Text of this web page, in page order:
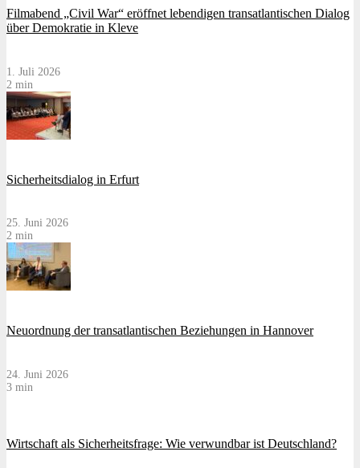
Filmabend „Civil War“ eröffnet lebendigen transatlantischen Dialog
über Demokratie in Kleve
1. Juli 2026
2 min
Sicherheitsdialog in Erfurt
25. Juni 2026
2 min
Neuordnung der transatlantischen Beziehungen in Hannover
24. Juni 2026
3 min
Wirtschaft als Sicherheitsfrage: Wie verwundbar ist Deutschland?